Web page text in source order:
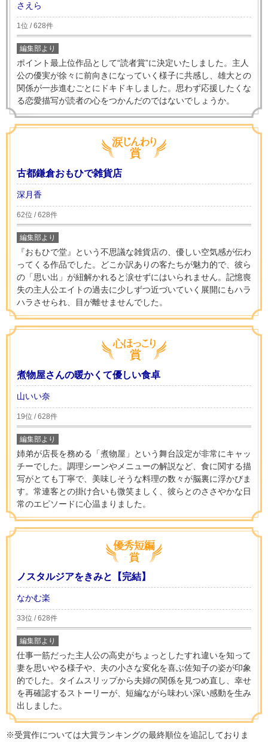
さえら
1位 / 628件
編集部より
ポイント最上位作品として“読者賞”に決定いたしました。主人
公の優実が徐々に前向きになっていく様子に共感し、雄大との
関係が一歩進むごとにドキドキしました。思わず応援したくな
る恋愛描写が読者の心をつかんだのではないでしょうか。
古都鎌倉おもひで雑貨店
深月香
62位 / 628件
編集部より
『おもひで堂』という不思議な雑貨店の、優しい空気感が伝わ
ってくる作品でした。どこか訳ありの客たちが魅力的で、彼ら
の「思い出」が紐解かれると涙せずにはいられません。記憶喪
失の主人公エイトの過去に少しずつ近づいていく展開にもハラ
ハラさせられ、目が離せませんでした。
煮物屋さんの暖かくて優しい食卓
山いい奈
19位 / 628件
編集部より
姉弟が店長を務める「煮物屋」という舞台設定が非常にキャッ
チーでした。調理シーンやメニューの解説など、食に関する描
写がとても丁寧で、美味しそうな料理の数々が脳裏に浮かびま
す。常連客との掛け合いも微笑ましく、彼らとのささやかな日
常のエピソードに心温まりました。
ノスタルジアをきみと【完結】
なかむ楽
33位 / 628件
編集部より
仕事一筋だった主人公の高史がちょっとしたすれ違いを知って
妻を思いやる様子や、夫の小さな変化を喜ぶ佐知子の姿が印象
的でした。タイムスリップから夫婦の関係を見つめ直し、幸せ
を再確認するストーリーが、短編ながら味わい深い感動を生み
出しました。
※受賞作については大賞ランキングの最終順位を追記しておりま